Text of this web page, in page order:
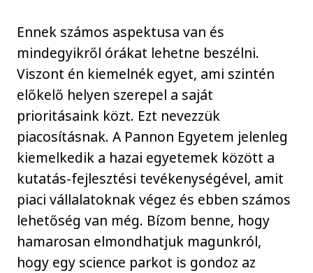
Ennek számos aspektusa van és
mindegyikről órákat lehetne beszélni.
Viszont én kiemelnék egyet, ami szintén
előkelő helyen szerepel a saját
prioritásaink közt. Ezt nevezzük
piacosításnak. A Pannon Egyetem jelenleg
kiemelkedik a hazai egyetemek között a
kutatás-fejlesztési tevékenységével, amit
piaci vállalatoknak végez és ebben számos
lehetőség van még. Bízom benne, hogy
hamarosan elmondhatjuk magunkról,
hogy egy science parkot is gondoz az